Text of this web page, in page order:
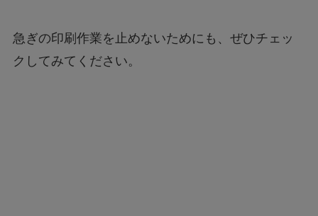
急ぎの印刷作業を止めないためにも、ぜひチェッ
クしてみてください。